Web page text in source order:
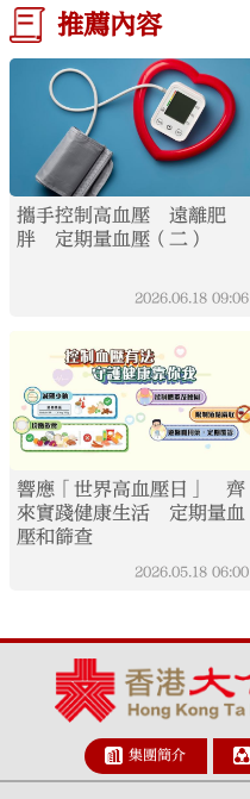
推薦內容
攜手控制高血壓 遠離肥
胖 定期量血壓（二）
2026.06.18 09:06
響應「世界高血壓日」 齊
來實踐健康生活 定期量血
壓和篩查
2026.05.18 06:00
集團簡介